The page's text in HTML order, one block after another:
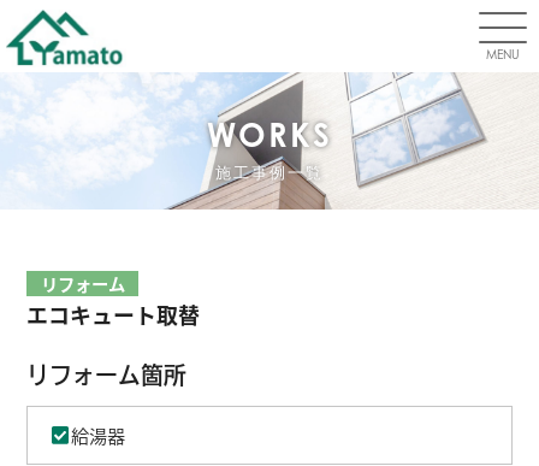
MENU
WORKS
施工事例一覧
リフォーム
エコキュート取替
リフォーム箇所
給湯器